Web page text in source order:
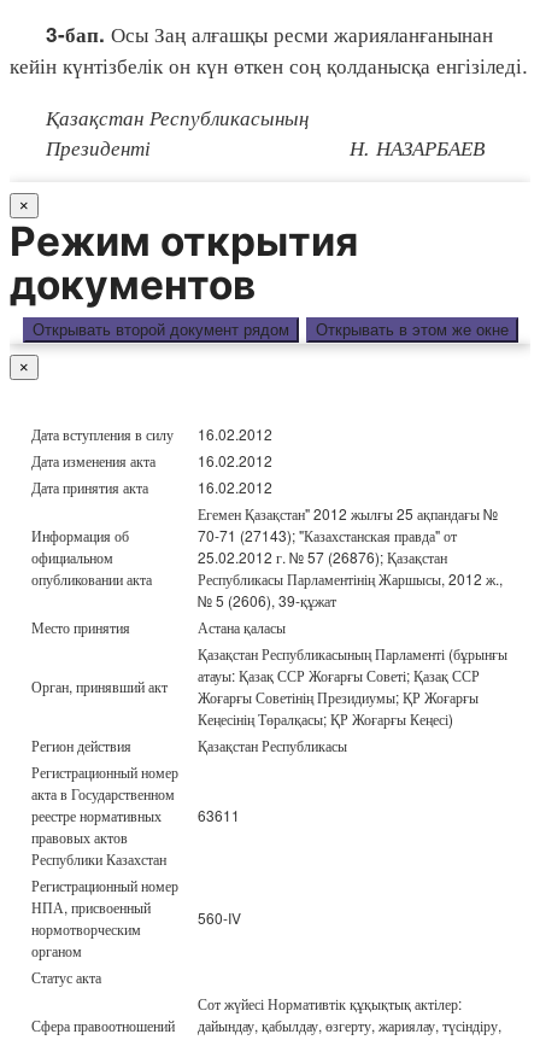
3-бап. Осы Заң алғашқы ресми жарияланғанынан
кейін күнтізбелік он күн өткен соң қолданысқа енгізіледі.
Қазақстан Республикасының
Президенті Н. НАЗАРБАЕВ
×
Режим открытия
документов
Открывать второй документ рядом Открывать в этом же окне
×
Дата вступления в силу
16.02.2012
Дата изменения акта
16.02.2012
Дата принятия акта
16.02.2012
Информация об
официальном
опубликовании акта
Егемен Қазақстан" 2012 жылғы 25 ақпандағы №
70-71 (27143); "Казахстанская правда" от
25.02.2012 г. № 57 (26876); Қазақстан
Республикасы Парламентінің Жаршысы, 2012 ж.,
№ 5 (2606), 39-құжат
Место принятия
Астана қаласы
Орган, принявший акт
Қазақстан Республикасының Парламенті (бұрынғы
атауы: Қазақ ССР Жоғарғы Советі; Қазақ ССР
Жоғарғы Советінің Президиумы; ҚР Жоғарғы
Кеңесінің Төралқасы; ҚР Жоғарғы Кеңесі)
Регион действия
Қазақстан Республикасы
Регистрационный номер
акта в Государственном
реестре нормативных
правовых актов
Республики Казахстан
63611
Регистрационный номер
НПА, присвоенный
нормотворческим
органом
560-IV
Статус акта
Сфера правоотношений
Сот жүйесі Нормативтік құқықтық актілер:
дайындау, қабылдау, өзгерту, жариялау, түсіндіру,